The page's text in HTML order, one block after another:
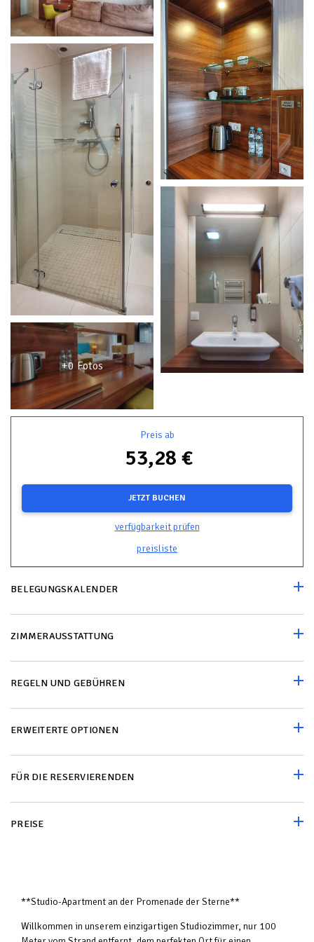
+0 Fotos
Preis ab
53,28 €
JETZT BUCHEN
verfügbarkeit prüfen
preisliste
BELEGUNGSKALENDER
ZIMMERAUSSTATTUNG
REGELN UND GEBÜHREN
ERWEITERTE OPTIONEN
FÜR DIE RESERVIERENDEN
PREISE
**Studio-Apartment an der Promenade der Sterne**
Willkommen in unserem einzigartigen Studiozimmer, nur 100